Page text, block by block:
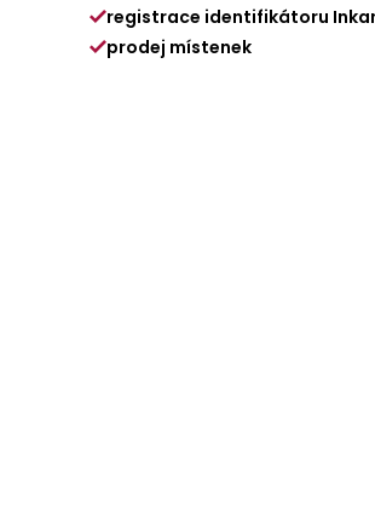
registrace identifikátoru
prodej místenek